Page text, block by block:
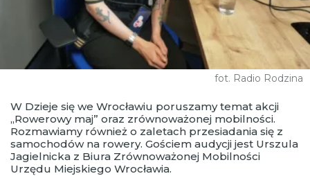
fot. Radio Rodzina
W Dzieje się we Wrocławiu poruszamy temat akcji
„Rowerowy maj” oraz zrównoważonej mobilności.
Rozmawiamy również o zaletach przesiadania się z
samochodów na rowery. Gościem audycji jest Urszula
Jagielnicka z Biura Zrównoważonej Mobilności
Urzędu Miejskiego Wrocławia.